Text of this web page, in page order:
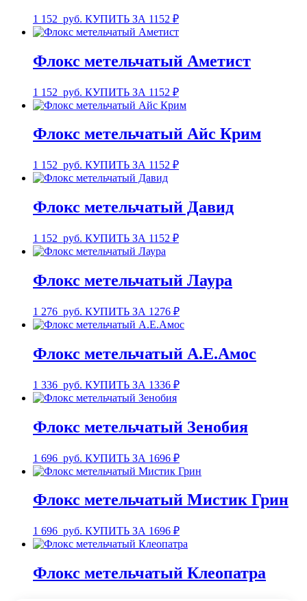
1 152 руб. КУПИТЬ ЗА 1152 ₽
Флокс метельчатый Аметист
1 152 руб. КУПИТЬ ЗА 1152 ₽
Флокс метельчатый Айс Крим
1 152 руб. КУПИТЬ ЗА 1152 ₽
Флокс метельчатый Давид
1 152 руб. КУПИТЬ ЗА 1152 ₽
Флокс метельчатый Лаура
1 276 руб. КУПИТЬ ЗА 1276 ₽
Флокс метельчатый А.Е.Амос
1 336 руб. КУПИТЬ ЗА 1336 ₽
Флокс метельчатый Зенобия
1 696 руб. КУПИТЬ ЗА 1696 ₽
Флокс метельчатый Мистик Грин
1 696 руб. КУПИТЬ ЗА 1696 ₽
Флокс метельчатый Клеопатра